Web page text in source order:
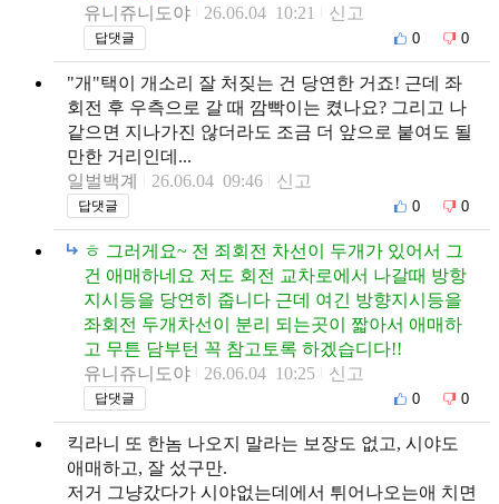
유니쥬니도야
26.06.04 10:21 신고
답댓글 0 0
"개"택이 개소리 잘 처짖는 건 당연한 거죠! 근데 좌
회전 후 우측으로 갈 때 깜빡이는 켰나요? 그리고 나
같으면 지나가진 않더라도 조금 더 앞으로 붙여도 될
만한 거리인데...
일벌백계
26.06.04 09:46 신고
답댓글 0 0
ㅎ 그러게요~ 전 죄회전 차선이 두개가 있어서 그
건 애매하네요 저도 회전 교차로에서 나갈때 방항
지시등을 당연히 줍니다 근데 여긴 방향지시등을
좌회전 두개차선이 분리 되는곳이 짧아서 애매하
고 무튼 담부턴 꼭 참고토록 하겠습디다!!
유니쥬니도야
26.06.04 10:25 신고
답댓글 0 0
킥라니 또 한놈 나오지 말라는 보장도 없고, 시야도
애매하고, 잘 섰구만.
저거 그냥갔다가 시야없는데에서 튀어나오는애 치면